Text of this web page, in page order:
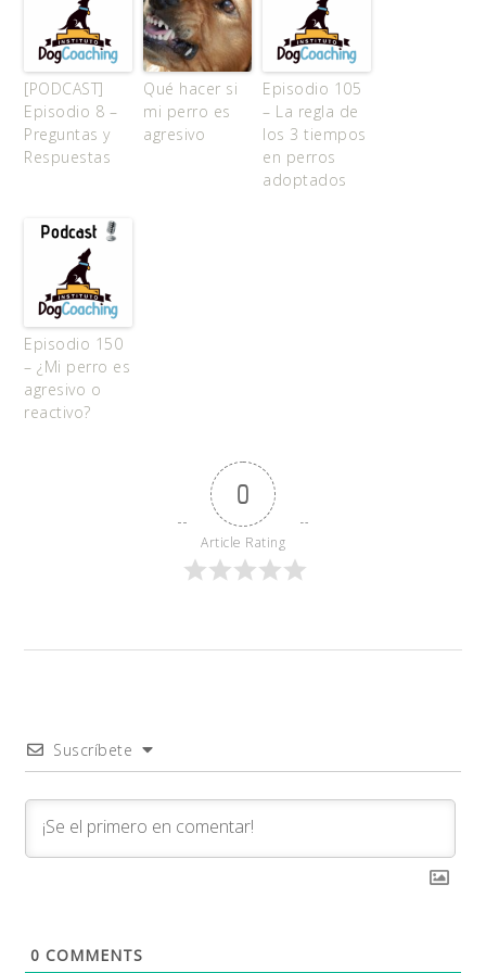
[PODCAST]
Episodio 8 –
Preguntas y
Respuestas
Qué hacer si
mi perro es
agresivo
Episodio 105
– La regla de
los 3 tiempos
en perros
adoptados
Episodio 150
– ¿Mi perro es
agresivo o
reactivo?
0
Article Rating
Suscríbete
0 COMMENTS